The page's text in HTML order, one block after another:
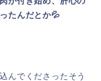
たんだとか💦
んでくださったそう